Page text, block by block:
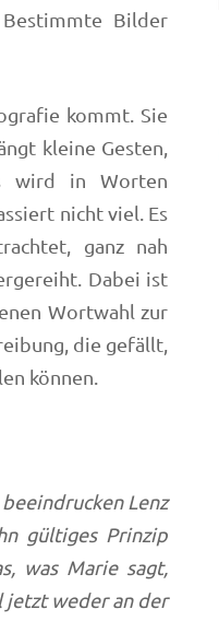
Bilder
kommt. Sie
kleine Gesten,
wird in Worten
nicht viel. Es
ganz nah
Dabei ist
Wortwahl zur
die gefällt,
können.
Lenz
gültiges Prinzip
was Marie sagt,
jetzt weder an der